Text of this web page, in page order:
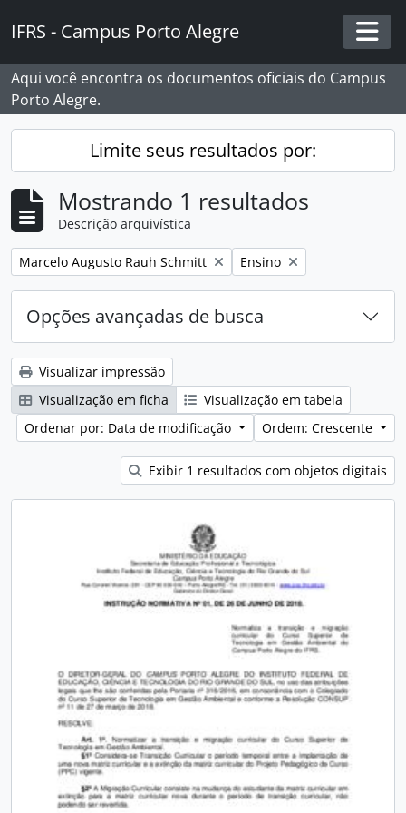
IFRS - Campus Porto Alegre
Aqui você encontra os documentos oficiais do Campus
Porto Alegre.
Limite seus resultados por:
Mostrando 1 resultados
Descrição arquivística
Remover filtro:
Marcelo Augusto Rauh Schmitt Remover filtro:
Ensino
Opções avançadas de busca
Visualizar impressão
Visualização em ficha
Visualização em tabela
Ordenar por: Data de modificação
Ordem: Crescente
Exibir 1 resultados com objetos digitais